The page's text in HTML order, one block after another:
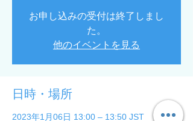
お申し込みの受付は終了しまし
た。
他のイベントを見る
日時・場所
2023年1月06日 13:00 – 13:50 JST